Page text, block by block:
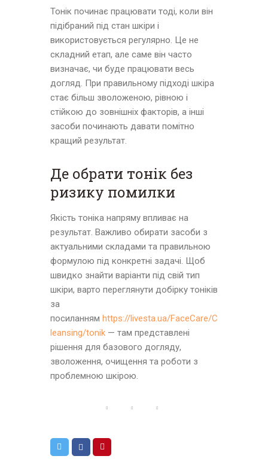
Тонік починає працювати тоді, коли він
підібраний під стан шкіри і
використовується регулярно. Це не
складний етап, але саме він часто
визначає, чи буде працювати весь
догляд. При правильному підході шкіра
стає більш зволоженою, рівною і
стійкою до зовнішніх факторів, а інші
засоби починають давати помітно
кращий результат.
Де обрати тонік без
ризику помилки
Якість тоніка напряму впливає на
результат. Важливо обирати засоби з
актуальними складами та правильною
формулою під конкретні задачі. Щоб
швидко знайти варіанти під свій тип
шкіри, варто переглянути добірку тоніків
за
посиланням https://livesta.ua/FaceCare/C
leansing/tonik — там представлені
рішення для базового догляду,
зволоження, очищення та роботи з
проблемною шкірою.